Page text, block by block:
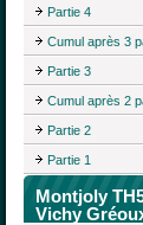
Partie 4
Cumul après 3
Partie 3
Cumul après 2
Partie 2
Partie 1
Montjoly
Vichy